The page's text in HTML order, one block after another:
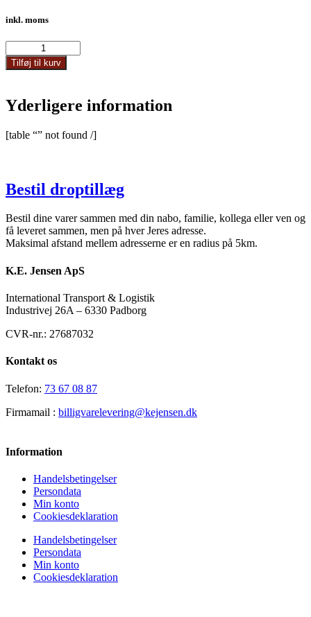
inkl. moms
antal
Tilføj til kurv
Yderligere information
[table “” not found /]
Bestil droptillæg
Bestil dine varer sammen med din nabo, familie, kollega eller ven og
få leveret sammen, men på hver Jeres adresse.
Maksimal afstand mellem adresserne er en radius på 5km.
K.E. Jensen ApS
International Transport & Logistik
Industrivej 26A – 6330 Padborg
CVR-nr.: 27687032
Kontakt os
Telefon: 73 67 08 87
Firmamail : billigvarelevering@kejensen.dk
Information
Handelsbetingelser
Persondata
Min konto
Cookiesdeklaration
Handelsbetingelser
Persondata
Min konto
Cookiesdeklaration